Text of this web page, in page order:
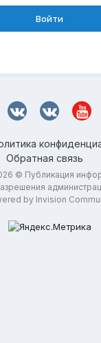
Войти
Обратная связь
© Публикация
by Invision